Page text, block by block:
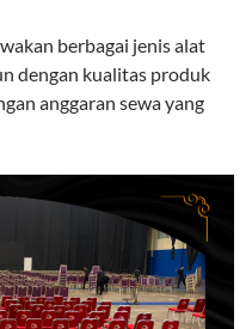
berbagai jenis alat
dengan kualitas produk
anggaran sewa yang